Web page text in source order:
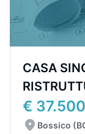
CASA
€ 37.500
Bossico